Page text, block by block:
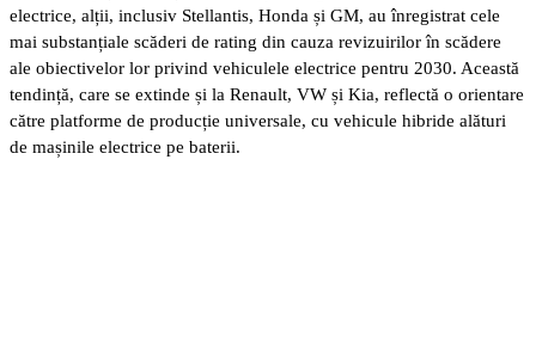
electrice, alții, inclusiv Stellantis, Honda și GM, au înregistrat cele
mai substanțiale scăderi de rating din cauza revizuirilor în scădere
ale obiectivelor lor privind vehiculele electrice pentru 2030. Această
tendință, care se extinde și la Renault, VW și Kia, reflectă o orientare
către platforme de producție universale, cu vehicule hibride alături
de mașinile electrice pe baterii.